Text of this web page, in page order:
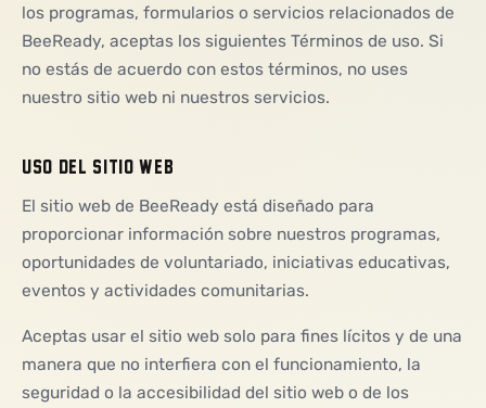
los programas, formularios o servicios relacionados de
BeeReady, aceptas los siguientes Términos de uso. Si
no estás de acuerdo con estos términos, no uses
nuestro sitio web ni nuestros servicios.
USO DEL SITIO WEB
El sitio web de BeeReady está diseñado para
proporcionar información sobre nuestros programas,
oportunidades de voluntariado, iniciativas educativas,
eventos y actividades comunitarias.
Aceptas usar el sitio web solo para fines lícitos y de una
manera que no interfiera con el funcionamiento, la
seguridad o la accesibilidad del sitio web o de los